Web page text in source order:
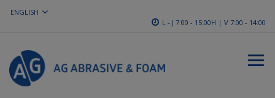
ENGLISH
L - J 7:00 - 15:00H | V 7:00 - 14:00